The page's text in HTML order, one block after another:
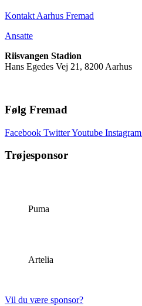
Kontakt Aarhus Fremad
Ansatte
Riisvangen Stadion
Hans Egedes Vej 21, 8200 Aarhus
Følg Fremad
Facebook TwitterYoutube Instagram
Trøjesponsor
Puma
Artelia
Vil du være sponsor?